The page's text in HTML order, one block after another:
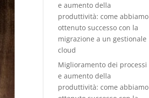
e aumento della
produttività: come abbiamo
ottenuto successo con la
migrazione a un gestionale
cloud
Miglioramento dei processi
e aumento della
produttività: come abbiamo